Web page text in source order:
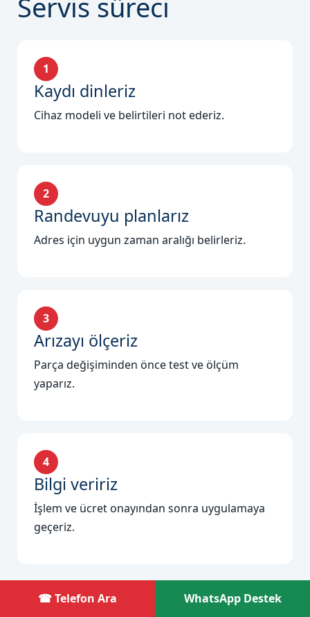
1
Kaydı dinleriz
Cihaz modeli ve belirtileri not ederiz.
2
Randevuyu planlarız
Adres için uygun zaman aralığı belirleriz.
3
Arızayı ölçeriz
Parça değişiminden önce test ve ölçüm
yaparız.
4
Bilgi veririz
İşlem ve ücret onayından sonra uygulamaya
geçeriz.
☎ Telefon Ara WhatsApp Destek